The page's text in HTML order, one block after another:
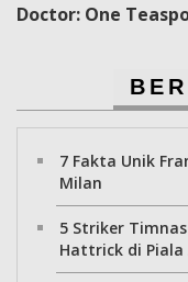
Doctor: One
7 Fakta Unik
Milan
5 Striker
Hattrick di Piala